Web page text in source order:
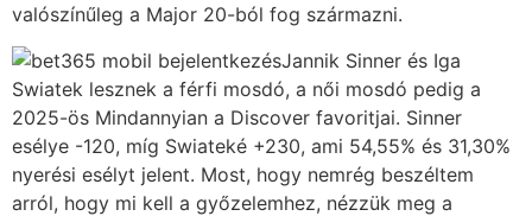
valószínűleg a Major 20-ból fog származni.
Jannik Sinner és Iga
Swiatek lesznek a férfi mosdó, a női mosdó pedig a
2025-ös Mindannyian a Discover favoritjai. Sinner
esélye -120, míg Swiateké +230, ami 54,55% és 31,30%
nyerési esélyt jelent. Most, hogy nemrég beszéltem
arról, hogy mi kell a győzelemhez, nézzük meg a